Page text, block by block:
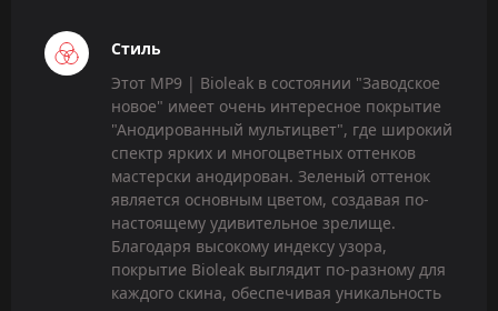
Стиль
Этот MP9 | Bioleak в состоянии "Заводское
новое" имеет очень интересное покрытие
"Анодированный мультицвет", где широкий
спектр ярких и многоцветных оттенков
мастерски анодирован. Зеленый оттенок
является основным цветом, создавая по-
настоящему удивительное зрелище.
Благодаря высокому индексу узора,
покрытие Bioleak выглядит по-разному для
каждого скина, обеспечивая уникальность